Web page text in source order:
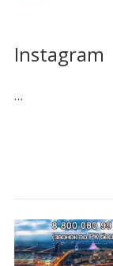
Instagram
…